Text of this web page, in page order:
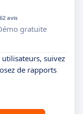
62 avis
gratuite
suivez
de rapports